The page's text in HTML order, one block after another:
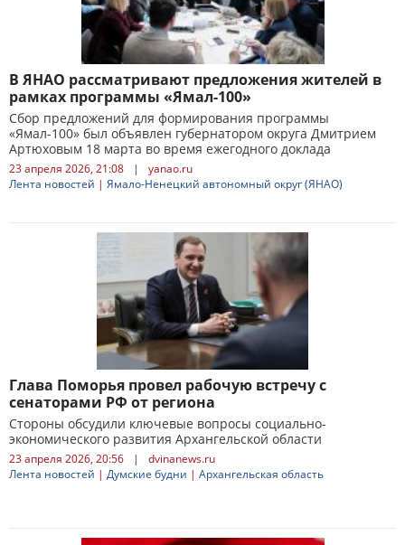
В ЯНАО рассматривают предложения жителей в
рамках программы «Ямал-100»
Сбор предложений для формирования программы
«Ямал-100» был объявлен губернатором округа Дмитрием
Артюховым 18 марта во время ежегодного доклада
23 апреля 2026, 21:08 |
yanao.ru
Лента новостей | Ямало-Ненецкий автономный округ (ЯНАО)
Глава Поморья провел рабочую встречу с
сенаторами РФ от региона
Стороны обсудили ключевые вопросы социально-
экономического развития Архангельской области
23 апреля 2026, 20:56 |
dvinanews.ru
Лента новостей | Думские будни | Архангельская область